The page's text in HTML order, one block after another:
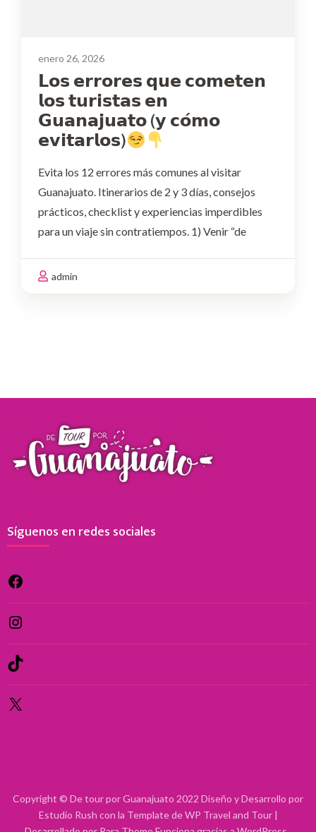
enero 26, 2026
𝗟𝗼𝘀 𝗲𝗿𝗿𝗼𝗿𝗲𝘀 𝗾𝘂𝗲 𝗰𝗼𝗺𝗲𝘁𝗲𝗻
𝗹𝗼𝘀 𝘁𝘂𝗿𝗶𝘀𝘁𝗮𝘀 𝗲𝗻
𝗚𝘂𝗮𝗻𝗮𝗷𝘂𝗮𝘁𝗼 (𝘆 𝗰𝗼́𝗺𝗼
𝗲𝘃𝗶𝘁𝗮𝗿𝗹𝗼𝘀)
Evita los 12 errores más comunes al visitar
Guanajuato. Itinerarios de 2 y 3 días, consejos
prácticos, checklist y experiencias imperdibles
para un viaje sin contratiempos. 1) Venir “de
plazas, museos, miradores y experiencias
admin
Síguenos en redes sociales
Copyright © De tour por Guanajuato 2022 Diseño y Desarrollo por
Estudio Rush con la Template de WP Travel and Tour |